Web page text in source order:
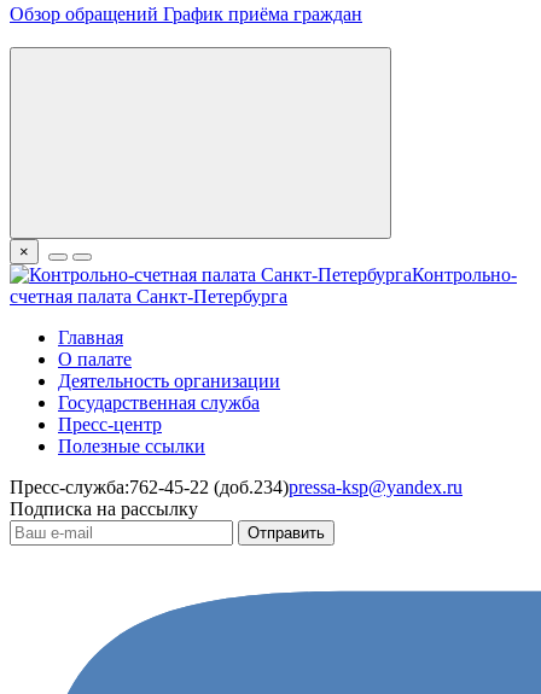
Обзор обращений График приёма граждан
×
Контрольно-
счетная палата Санкт-Петербурга
Главная
О палате
Деятельность организации
Государственная служба
Пресс-центр
Полезные ссылки
Пресс-служба:762-45-22 (доб.234)pressa-ksp@yandex.ru
Подписка на рассылку